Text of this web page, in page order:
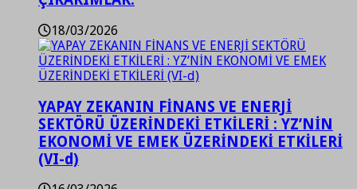
18/03/2026
YAPAY ZEKANIN FİNANS VE ENERJİ
SEKTÖRÜ ÜZERİNDEKİ ETKİLERİ : YZ’NİN
EKONOMİ VE EMEK ÜZERİNDEKİ ETKİLERİ
(VI-d)